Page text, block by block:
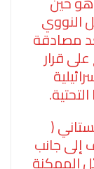
النووي
مصادقة
قرار
(
جانب
الممكنة